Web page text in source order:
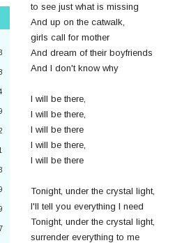
to see just what is missing
And up on the catwalk,
girls call for mother
And dream of their boyfriends
And I don't know why
I will be there,
I will be there,
I will be there
I will be there,
I will be there
Tonight, under the crystal light,
I'll tell you everything I need
Tonight, under the crystal light,
surrender everything to me